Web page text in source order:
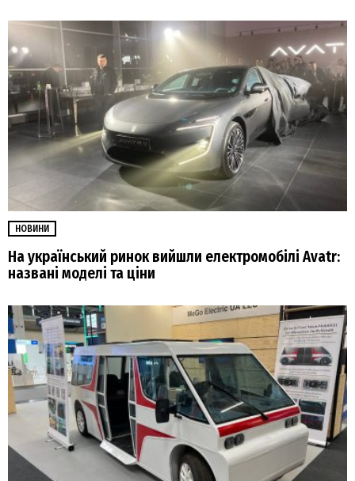
НОВИНИ
На український ринок вийшли електромобілі Avatr:
названі моделі та ціни